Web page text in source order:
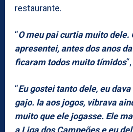
restaurante.
“O meu pai curtia muito dele.
apresentei, antes dos anos
ficaram todos muito tímidos
“Eu gostei tanto dele, eu
gajo. Ia aos jogos, vibrava
muito que ele jogasse. Ele
a Liga dos Campeões e eu